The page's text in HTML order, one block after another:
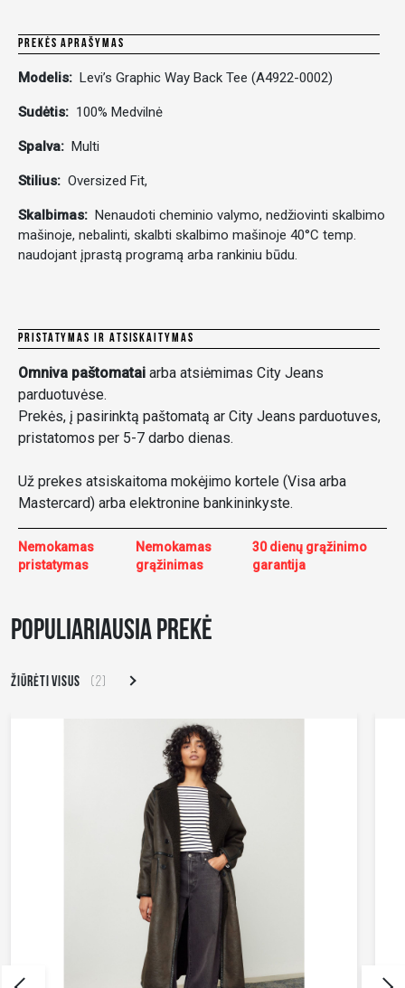
PREKĖS APRAŠYMAS
Modelis: Levi’s Graphic Way Back Tee (A4922-0002)
Sudėtis: 100% Medvilnė
Spalva: Multi
Stilius: Oversized Fit,
Skalbimas: Nenaudoti cheminio valymo, nedžiovinti skalbimo
mašinoje, nebalinti, skalbti skalbimo mašinoje 40°C temp.
naudojant įprastą programą arba rankiniu būdu.
PRISTATYMAS IR ATSISKAITYMAS
Omniva paštomatai arba atsiėmimas City Jeans
parduotuvėse.
Prekės, į pasirinktą paštomatą ar City Jeans parduotuves,
pristatomos per 5-7 darbo dienas.
Už prekes atsiskaitoma mokėjimo kortele (Visa arba
Mastercard) arba elektronine bankininkyste.
Nemokamas
pristatymas
Nemokamas
grąžinimas
30 dienų grąžinimo
garantija
POPULIARIAUSIA PREKĖ
ŽIŪRĖTI VISUS (2)